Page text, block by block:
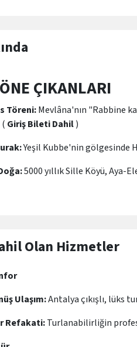
ÇIKANLARI
Töreni:Mevlâna'nın "Rabbine
( Giriş Bileti Dahil)
Yeşil Kubbe'nin gölgesinde
5000 yıllık Sille Köyü,
Olan Hizmetler
Ulaşım:Antalya çıkışlı, lüks
Refakati:Turlanabilirliğin